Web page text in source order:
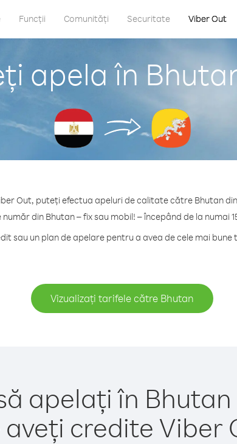
Funcții Comunități Securitate Viber Out
apela în
Out, puteți efectua apeluri de calitate către Bhutan
din Bhutan – fix sau mobil! – începând de la numai
sau un plan de apelare pentru a avea de cele mai
Vizualizați tarifele către Bhutan
apelați în
credite Viber